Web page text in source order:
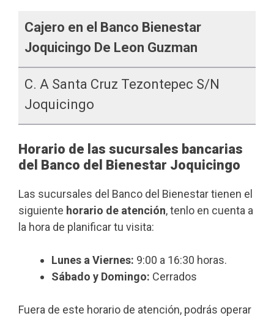
Cajero en el Banco Bienestar
Joquicingo De Leon Guzman
C. A Santa Cruz Tezontepec S/n
Joquicingo
Horario de las sucursales bancarias
del Banco del Bienestar Joquicingo
Las sucursales del Banco del Bienestar tienen el
siguiente horario de atención, tenlo en cuenta a
la hora de planificar tu visita:
Lunes a Viernes: 9:00 a 16:30 horas.
Sábado y Domingo: Cerrados
Fuera de este horario de atención, podrás operar